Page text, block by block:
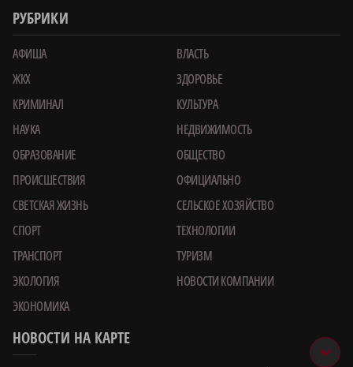
РУБРИКИ
АФИША
ВЛАСТЬ
ЖКХ
ЗДОРОВЬЕ
КРИМИНАЛ
КУЛЬТУРА
НАУКА
НЕДВИЖИМОСТЬ
ОБРАЗОВАНИЕ
ОБЩЕСТВО
ПРОИСШЕСТВИЯ
ОФИЦИАЛЬНО
СВЕТСКАЯ ЖИЗНЬ
СЕЛЬСКОЕ ХОЗЯЙСТВО
СПОРТ
ТЕХНОЛОГИИ
ТРАНСПОРТ
ТУРИЗМ
ЭКОЛОГИЯ
НОВОСТИ КОМПАНИИ
ЭКОНОМИКА
НОВОСТИ НА КАРТЕ